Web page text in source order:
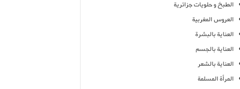
الطبخ و حلويات جزائرية
العروس المغربية
العناية بالبشرة
العناية بالجسم
العناية بالشعر
المرأة المسلمة